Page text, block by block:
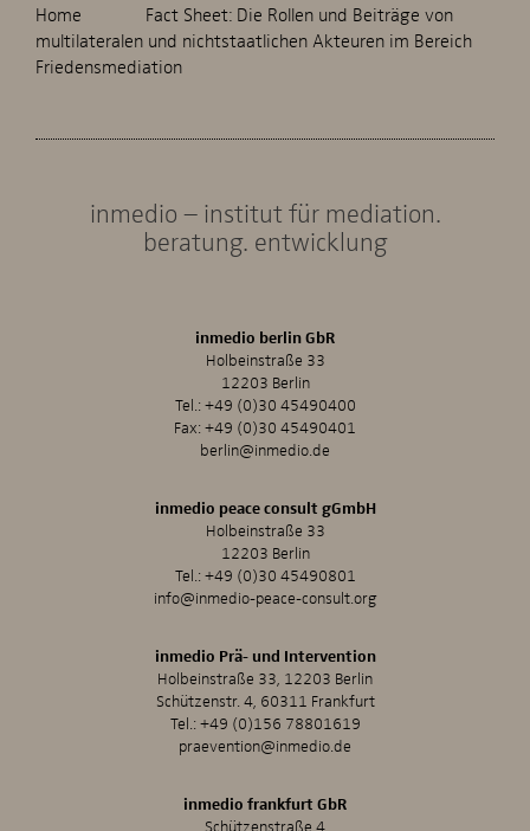
Home
Fact Sheet: Die Rollen und Beiträge von
multilateralen und nichtstaatlichen Akteuren im Bereich
Friedensmediation
inmedio – institut für mediation.
beratung. entwicklung
inmedio berlin GbR
Holbeinstraße 33
12203 Berlin
Tel.:+49 (0)30 45490400
Fax: +49 (0)30 45490401
berlin@inmedio.de
inmedio peace consult gGmbH
Holbeinstraße 33
12203 Berlin
Tel.:+49 (0)30 45490801
info@inmedio-peace-consult.org
inmedio Prä- und Intervention
Holbeinstraße 33, 12203 Berlin
Schützenstr. 4, 60311 Frankfurt
Tel.:+49 (0)156 78801619
praevention@inmedio.de
inmedio frankfurt GbR
Schützenstraße 4